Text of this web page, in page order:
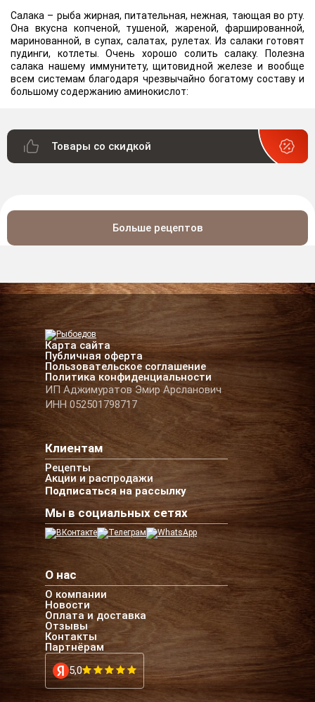
Салака – рыба жирная, питательная, нежная, тающая во рту.
Она вкусна копченой, тушеной, жареной, фаршированной,
маринованной, в супах, салатах, рулетах. Из салаки готовят
пудинги, котлеты. Очень хорошо солить салаку. Полезна
салака нашему иммунитету, щитовидной железе и вообще
всем системам благодаря чрезвычайно богатому составу и
большому содержанию аминокислот:
Товары со скидкой
Больше рецептов
Карта сайта
Публичная оферта
Пользовательское соглашение
Политика конфиденциальности
ИП Аджимуратов Эмир Арсланович
ИНН 052501798717
Клиентам
Рецепты
Акции и распродажи
Подписаться на рассылку
Мы в социальных сетях
О нас
О компании
Новости
Оплата и доставка
Отзывы
Контакты
Партнёрам
5,0